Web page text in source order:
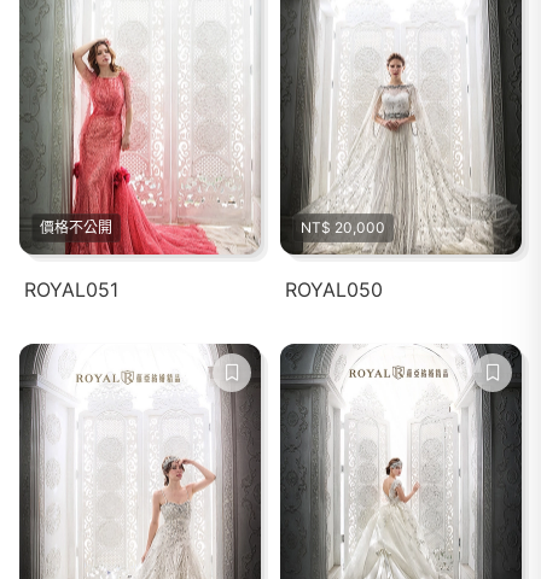
價格不公開
ROYAL051
NT$ 20,000
ROYAL050